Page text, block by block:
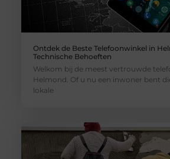
Ontdek de Beste Telefoonwinkel in
Technische Behoeften
Welkom bij de meest vertrouwde
Helmond. Of u nu een inwoner bent
lokale